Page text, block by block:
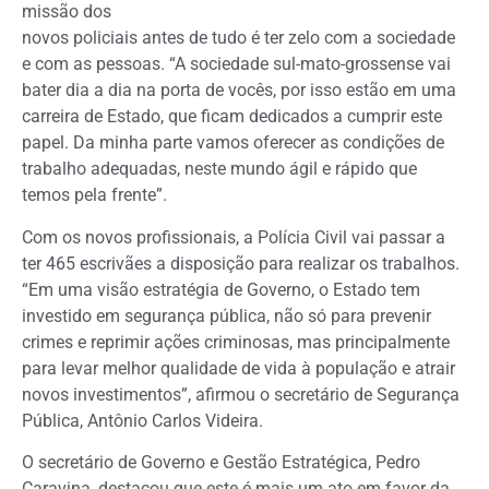
missão dos
novos policiais antes de tudo é ter zelo com a sociedade
e com as pessoas. “A sociedade sul-mato-grossense vai
bater dia a dia na porta de vocês, por isso estão em uma
carreira de Estado, que ficam dedicados a cumprir este
papel. Da minha parte vamos oferecer as condições de
trabalho adequadas, neste mundo ágil e rápido que
temos pela frente”.
Com os novos profissionais, a Polícia Civil vai passar a
ter 465 escrivães a disposição para realizar os trabalhos.
“Em uma visão estratégia de Governo, o Estado tem
investido em segurança pública, não só para prevenir
crimes e reprimir ações criminosas, mas principalmente
para levar melhor qualidade de vida à população e atrair
novos investimentos”, afirmou o secretário de Segurança
Pública, Antônio Carlos Videira.
O secretário de Governo e Gestão Estratégica, Pedro